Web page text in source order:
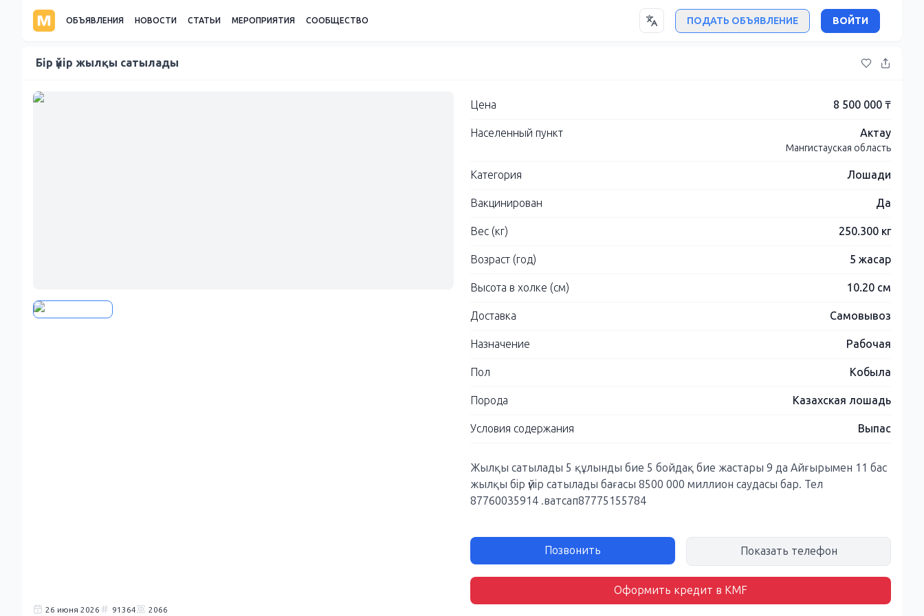
ОБЪЯВЛЕНИЯ НОВОСТИ СТАТЬИ МЕРОПРИЯТИЯ СООБЩЕСТВО ПОДАТЬ ОБЪЯВЛЕНИЕ ВОЙТИ
Бір үйір жылқы сатылады
Цена 8 500 000 ₸
Населенный пункт Актау
Мангистауская область
Категория Лошади
Вакцинирован Да
Вес (кг) 250.300 кг
Возраст (год) 5 жасар
Высота в холке (см) 10.20 см
Доставка Самовывоз
Назначение Рабочая
Пол Кобыла
Порода Казахская лошадь
Условия содержания Выпас
Жылқы сатылады 5 құлынды бие 5 бойдақ бие жастары 9 да Айғырымен 11 бас
жылқы бір үйір сатылады бағасы 8500 000 миллион саудасы бар. Тел
87760035914 .ватсап87775155784
Позвонить Показать телефон
Оформить кредит в KMF
26 июня 2026 91364 2066